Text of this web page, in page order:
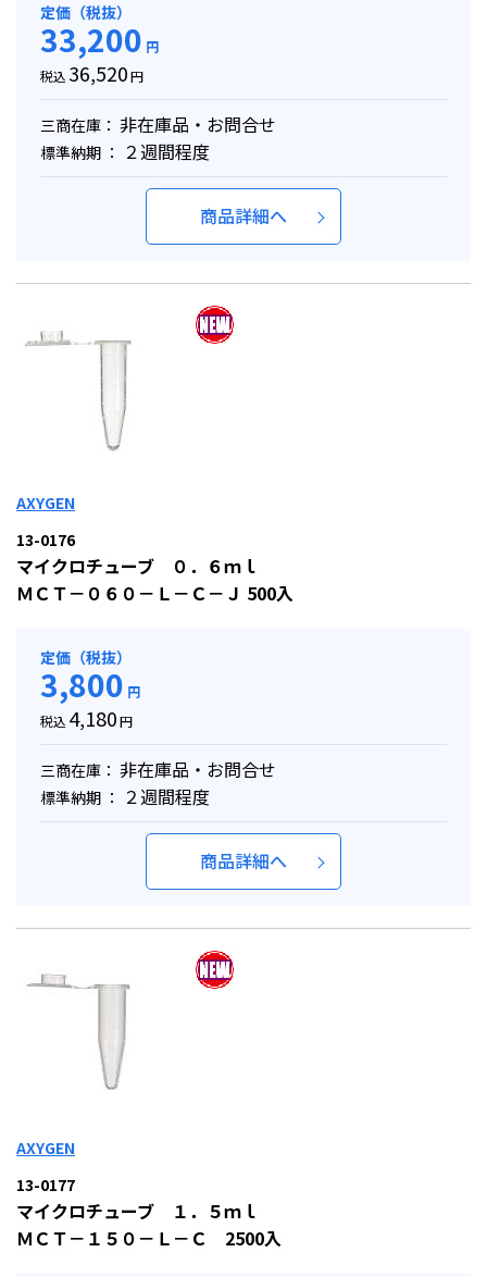
定価（税抜）
33,200 円
税込 36,520円
三商在庫： 非在庫品・お問合せ
標準納期 ： ２週間程度
商品詳細へ
AXYGEN
13-0176
マイクロチューブ ０．６ｍｌ
ＭＣＴ－０６０－Ｌ－Ｃ－Ｊ 500入
定価（税抜）
3,800 円
税込 4,180円
三商在庫： 非在庫品・お問合せ
標準納期 ： ２週間程度
商品詳細へ
AXYGEN
13-0177
マイクロチューブ １．５ｍｌ
ＭＣＴ－１５０－Ｌ－Ｃ 2500入